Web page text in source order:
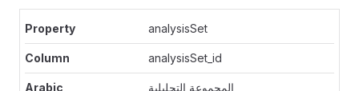
analysisSet
analysisSet_id
المجموعة التحليلية